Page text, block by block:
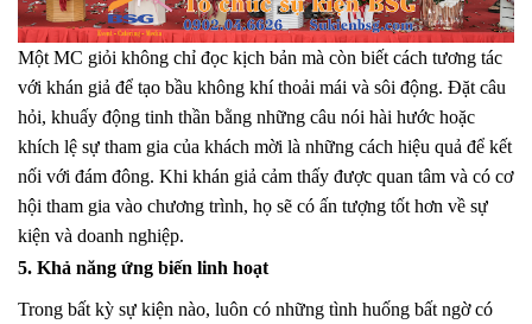
Một MC giỏi không chỉ đọc kịch bản mà còn biết cách tương tác
với khán giả để tạo bầu không khí thoải mái và sôi động. Đặt câu
hỏi, khuấy động tinh thần bằng những câu nói hài hước hoặc
khích lệ sự tham gia của khách mời là những cách hiệu quả để kết
nối với đám đông. Khi khán giả cảm thấy được quan tâm và có cơ
hội tham gia vào chương trình, họ sẽ có ấn tượng tốt hơn về sự
kiện và doanh nghiệp.
5. Khả năng ứng biến linh hoạt
Trong bất kỳ sự kiện nào, luôn có những tình huống bất ngờ có